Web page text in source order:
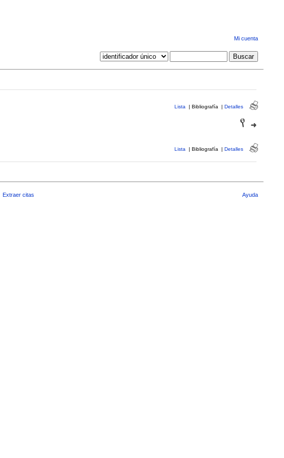
Mi cuenta
Lista | Bibliografía | Detalles
Lista | Bibliografía | Detalles
Extraer citas Ayuda